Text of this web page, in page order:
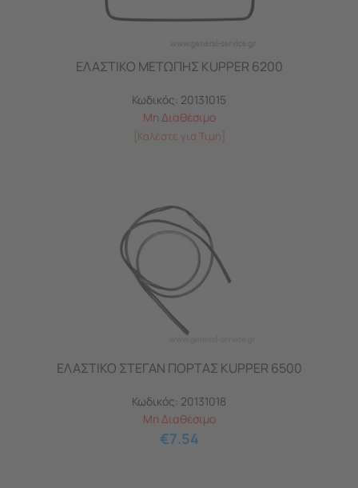
ΕΛΑΣΤΙΚΟ ΜΕΤΩΠΗΣ KUPPER 6200
Κωδικός: 20131015
Μη Διαθέσιμο
[Καλέστε για Τιμή]
ΕΛΑΣΤΙΚΟ ΣΤΕΓΑΝ ΠΟΡΤΑΣ KUPPER 6500
Κωδικός: 20131018
Μη Διαθέσιμο
€7.54